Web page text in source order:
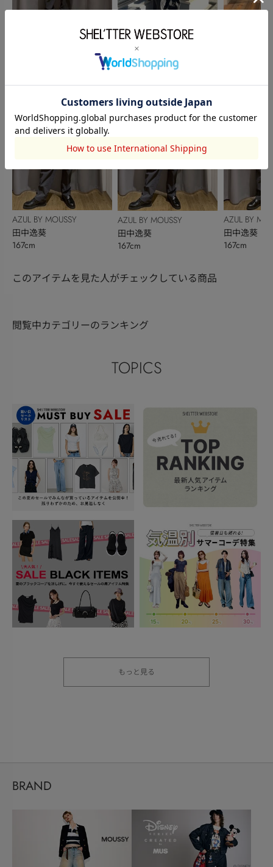
AZUL BY MOUSSY
田中逸葵
167cm
AZUL BY MOUSSY
YAMADA AYATO
177cm
AZUL BY MOUSSY
田中逸葵
167cm
AZUL BY
田中逸葵
167cm
このアイテムを見た人がチェックしている商品
閲覧中カテゴリーのランキング
TOPICS
もっと見る
BRAND